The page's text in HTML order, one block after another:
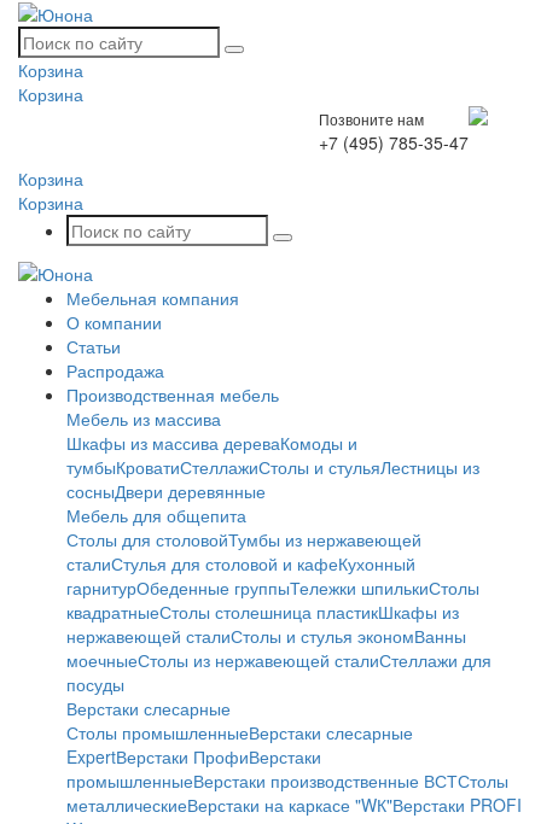
Корзина
Корзина
Позвоните нам
+7 (495) 785-35-47
Корзина
Корзина
Мебельная компания
О компании
Статьи
Распродажа
Производственная мебель
Мебель из массива
Шкафы из массива дереваКомоды и
тумбыКроватиСтеллажиСтолы и стульяЛестницы из
сосныДвери деревянные
Мебель для общепита
Столы для столовойТумбы из нержавеющей
сталиСтулья для столовой и кафеКухонный
гарнитурОбеденные группыТележки шпилькиСтолы
квадратныеСтолы столешница пластикШкафы из
нержавеющей сталиСтолы и стулья экономВанны
моечныеСтолы из нержавеющей сталиСтеллажи для
посуды
Верстаки слесарные
Столы промышленныеВерстаки слесарные
ExpertВерстаки ПрофиВерстаки
промышленныеВерстаки производственные ВСТСтолы
металлическиеВерстаки на каркасе "WК"Верстаки PROFI